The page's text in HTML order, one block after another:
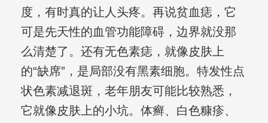
度，有时真的让人头疼。再说贫血痣，它
可是先天性的血管功能障碍，边界就没那
么清楚了。还有无色素痣，就像皮肤上
的“缺席”，是局部没有黑素细胞。特发性点
状色素减退斑，老年朋友可能比较熟悉，
它就像皮肤上的小坑。体癣、白色糠疹、